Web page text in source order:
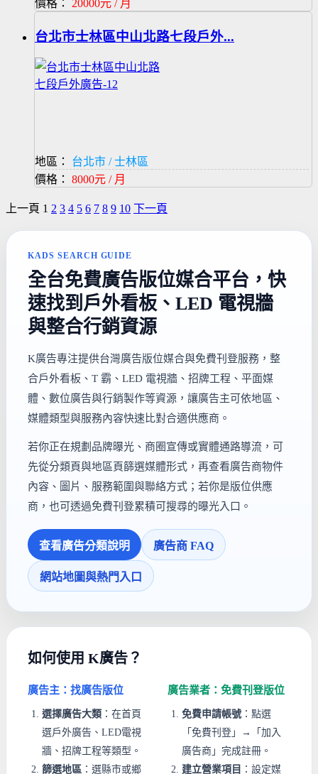
價格： 20000元 / 月
台北市士林區中山北路七段戶外...
地區：
台北市 / 士林區
價格： 8000元 / 月
上一頁 1 2 3 4 5 6 7 8 9 10 下一頁
KADS SEARCH GUIDE
全台免費廣告版位媒合平台，快
速找到戶外看板、LED 電視牆
與整合行銷資源
K廣告專注提供台灣廣告版位媒合與免費刊登服務，整
合戶外看板、T 霸、LED 電視牆、招牌工程、平面媒
體、數位廣告與行銷製作等資源，讓廣告主可依地區、
媒體類型與服務內容快速比對合適供應商。
若你正在規劃品牌曝光、商圈宣傳或實體通路導流，可
先從分類頁與地區頁篩選媒體形式，再查看廣告商物件
內容、圖片、服務範圍與聯絡方式；若你是版位供應
商，也可透過免費刊登累積可搜尋的曝光入口。
查看廣告分類說明 廣告商 FAQ
網站地圖與熱門入口
如何使用 K廣告？
廣告主：找廣告版位
選擇廣告大類 ：在首頁
選戶外廣告、LED電視
牆、招牌工程等類型。
篩選地區 ：選縣市或鄉
廣告業者：免費刊登版位
免費申請帳號 ：點選
「免費刊登」→「加入
廣告商」完成註冊。
建立營業項目 ：設定媒